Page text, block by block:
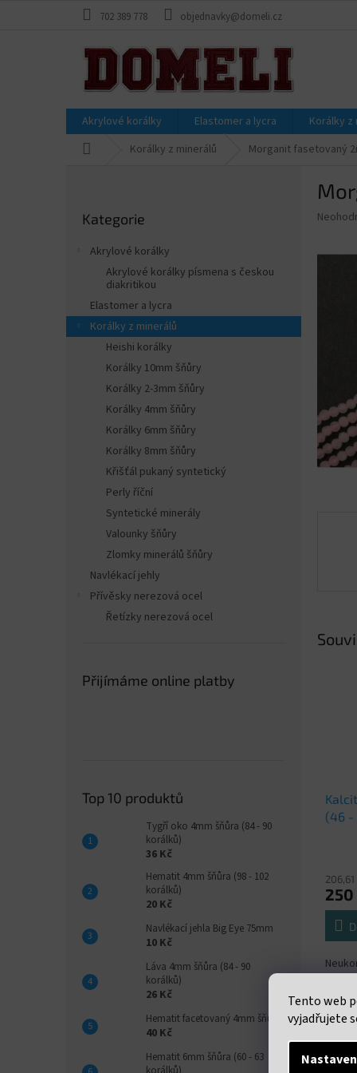
Tento web
vyjadřujete
702 389 778 objednavky@domeli.cz
Akrylové korálky Elastomer a lycra Korálky z
Korálky z minerálů Morganit fasetovaný
í
p
kategorie
Kategorie
Akrylové korálky
Akrylové korálky písmena s českou
diakritikou
Elastomer a lycra
Korálky z minerálů
Heishi korálky
Korálky 10mm šňůry
Korálky 2-3mm šňůry
Korálky 4mm šňůry
Korálky 6mm šňůry
Korálky 8mm šňůry
Křišťál pukaný syntetický
Perly říční
Syntetické minerály
Valounky šňůry
Zlomky minerálů šňůry
Navlékací jehly
Přívěsky nerezová ocel
Řetízky nerezová ocel
Přijímáme online platby
Top 10 produktů
Tygří oko 4mm šňůra (84 - 90
korálků)
36 Kč
Hematit 4mm šňůra (98 - 102
korálků)
20 Kč
Navlékací jehla Big Eye 75mm
10 Kč
Láva 4mm šňůra (84 - 90
korálků)
26 Kč
Hematit facetovaný 4mm šňůra
40 Kč
Hematit 6mm šňůra (60 - 63
(46 -
250